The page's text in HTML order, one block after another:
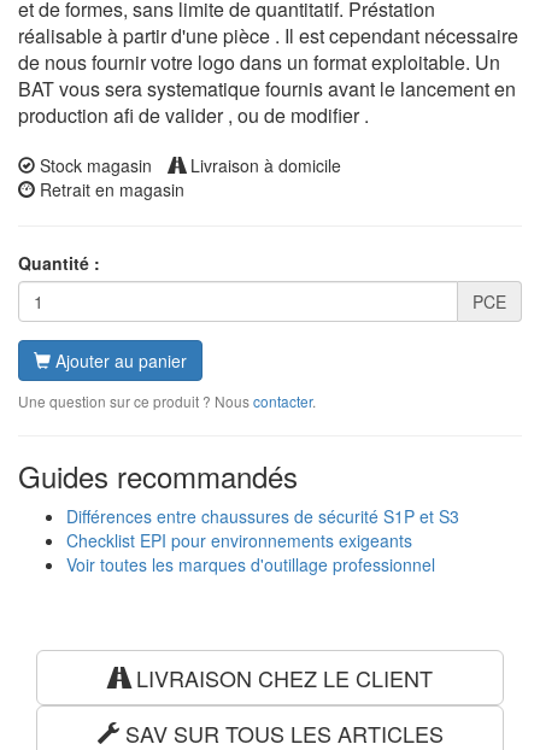
et de formes, sans limite de quantitatif. Préstation
réalisable à partir d'une pièce . Il est cependant nécessaire
de nous fournir votre logo dans un format exploitable. Un
BAT vous sera systematique fournis avant le lancement en
production afi de valider , ou de modifier .
Stock magasin
Livraison à domicile
Retrait en magasin
Quantité :
PCE
Ajouter au panier
Une question sur ce produit ? Nouscontacter.
Guides recommandés
Différences entre chaussures de sécurité S1P et S3
Checklist EPI pour environnements exigeants
Voir toutes les marques d'outillage professionnel
LIVRAISON CHEZ LE CLIENT
SAV SUR TOUS LES ARTICLES